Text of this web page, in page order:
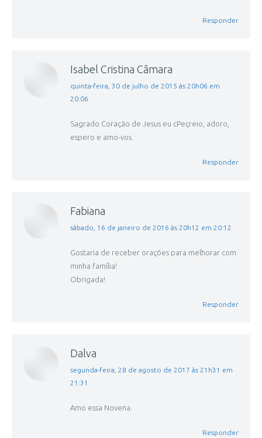
Responder
Isabel Cristina Câmara
disse:
quinta-feira, 30 de julho de 2015 às 20h06 em
20:06
Sagrado Coração de Jesus eu cPeçreio, adoro,
espero e amo-vos.
Responder
Fabiana
disse:
sábado, 16 de janeiro de 2016 às 20h12 em 20:12
Gostaria de receber orações para melhorar com
minha família!
Obrigada!
Responder
Dalva
disse:
segunda-feira, 28 de agosto de 2017 às 21h31 em
21:31
Amo essa Novena.
Responder